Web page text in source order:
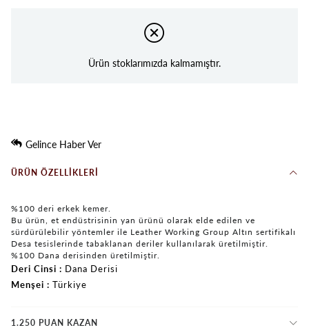
Ürün stoklarımızda kalmamıştır.
Gelince Haber Ver
ÜRÜN ÖZELLIKLERI
%100 deri erkek kemer.
Bu ürün, et endüstrisinin yan ürünü olarak elde edilen ve
sürdürülebilir yöntemler ile Leather Working Group Altın sertifikalı
Desa tesislerinde tabaklanan deriler kullanılarak üretilmiştir.
%100 Dana derisinden üretilmiştir.
Deri Cinsi
Dana Derisi
Menşei
Türkiye
1.250 PUAN KAZAN